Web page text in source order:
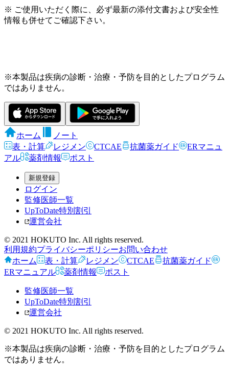
※ ご使用いただく際に、必ず最新の添付文書および安全性
情報も併せてご確認下さい。
※本製品は疾病の診断・治療・予防を目的としたプログラム
ではありません。
ホーム
ノート
表・計算
レジメン CTCAE 抗菌薬ガイド
ERマニュ
アル
薬剤情報 ポスト
新規登録
ログイン
監修医師一覧
UpToDate特別割引
運営会社
© 2021 HOKUTO Inc. All rights reserved.
利用規約プライバシーポリシーお問い合わせ
ホーム
表・計算 レジメン CTCAE
抗菌薬ガイド
ERマニュアル
薬剤情報 ポスト
監修医師一覧
UpToDate特別割引
運営会社
© 2021 HOKUTO Inc. All rights reserved.
※本製品は疾病の診断・治療・予防を目的としたプログラム
ではありません。